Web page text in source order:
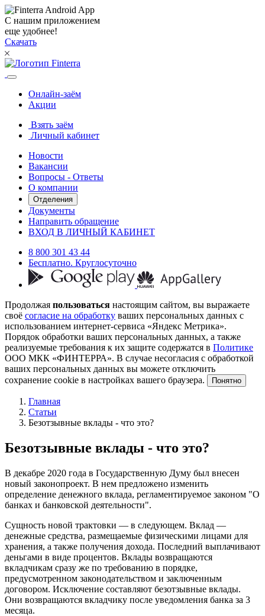
С нашим приложением
еще удобнее!
Скачать
Онлайн-заём
Акции
Взять заём
Личный кабинет
Новости
Вакансии
Вопросы - Ответы
О компании
Отделения
Документы
Направить обращение
ВХОД В ЛИЧНЫЙ КАБИНЕТ
8 800 301 43 44
Бесплатно. Круглосуточно
Продолжая пользоваться настоящим сайтом, вы выражаете
своё согласие на обработку ваших персональных данных с
использованием интернет-сервиса «Яндекс Метрика».
Порядок обработки ваших персональных данных, а также
реализуемые требования к их защите содержатся в Политике
ООО МКК «ФИНТЕРРА». В случае несогласия с обработкой
ваших персональных данных вы можете отключить
сохранение cookie в настройках вашего браузера.
Понятно
Главная
Статьи
Безотзывные вклады - что это?
Безотзывные вклады - что это?
В декабре 2020 года в Государственную Думу был внесен
новый законопроект. В нем предложено изменить
определение денежного вклада, регламентируемое законом "О
банках и банковской деятельности".
Сущность новой трактовки — в следующем. Вклад —
денежные средства, размещаемые физическими лицами для
хранения, а также получения дохода. Последний выплачивают
деньгами в виде процентов. Вклады возвращаются
вкладчикам сразу же по требованию в порядке,
предусмотренном законодательством и заключенным
договором. Исключение составляют безотзывные вклады.
Они возвращаются вкладчику после уведомления банка за 3
месяца.